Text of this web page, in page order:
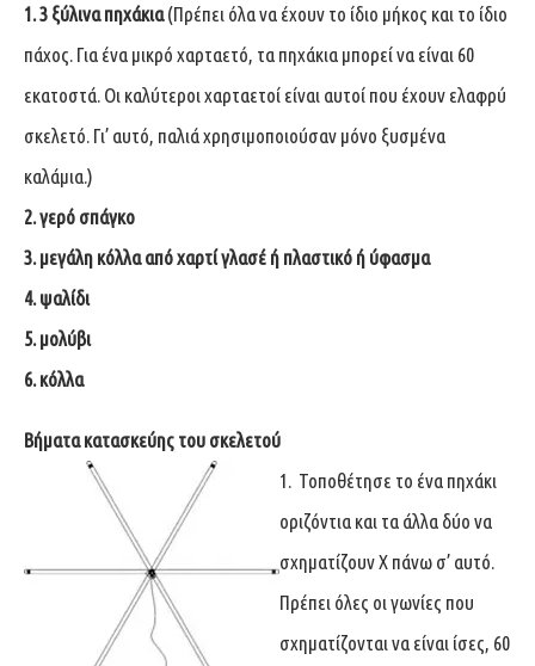
1.3 ξύλινα πηχάκια(Πρέπει όλα να έχουν το ίδιο μήκος και το ίδιο
πάχος. Για ένα μικρό χαρταετό, τα πηχάκια μπορεί να είναι 60
εκατοστά. Οι καλύτεροι χαρταετοί είναι αυτοί που έχουν ελαφρύ
σκελετό. Γι’ αυτό, παλιά χρησιμοποιούσαν μόνο ξυσμένα
καλάμια.)
2. γερό σπάγκο
3. μεγάλη κόλλα από χαρτί γλασέ ή πλαστικό ή ύφασμα
4. ψαλίδι
5. μολύβι
6. κόλλα
Βήματα κατασκεύης του σκελετού
1. Τοποθέτησε το ένα πηχάκι
οριζόντια και τα άλλα δύο να
σχηματίζουν X πάνω σ’ αυτό.
Πρέπει όλες οι γωνίες που
σχηματίζονται να είναι ίσες, 60